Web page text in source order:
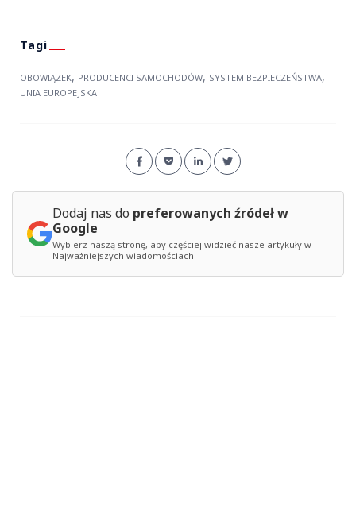
OBOWIĄZEK, PRODUCENCI SAMOCHODÓW, SYSTEM BEZPIECZEŃSTWA,
UNIA EUROPEJSKA
Dodaj nas do preferowanych źródeł w
Google
Wybierz naszą stronę, aby częściej widzieć nasze artykuły w
Najważniejszych wiadomościach.